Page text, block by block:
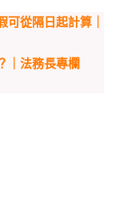
從隔日起計算｜
｜法務長專欄